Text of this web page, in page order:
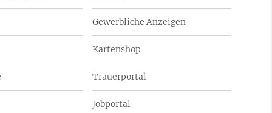
Gewerbliche Anzeigen
Kartenshop
Trauerportal
Jobportal